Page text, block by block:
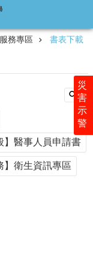
災
害
示
警
服務專區 書表下載
】醫事人員申請書
】衛生資訊專區